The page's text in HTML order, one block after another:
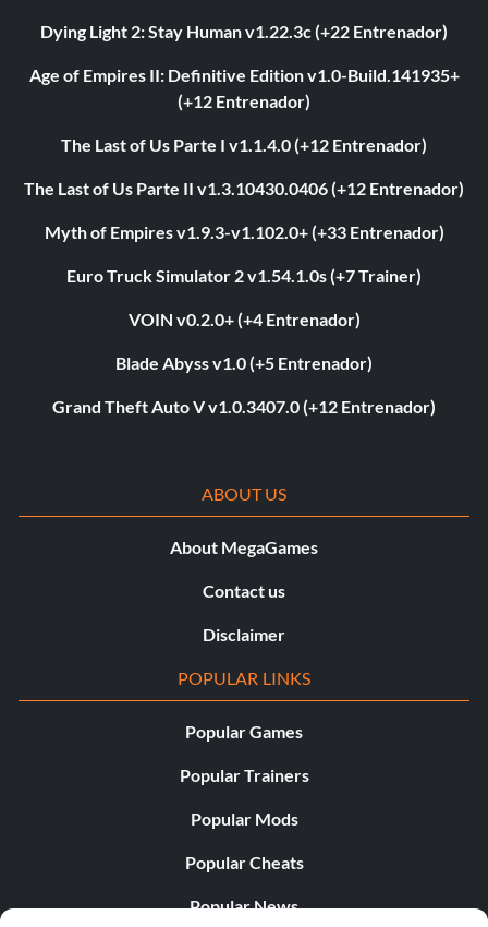
Dying Light 2: Stay Human v1.22.3c (+22 Entrenador)
Age of Empires II: Definitive Edition v1.0-Build.141935+
(+12 Entrenador)
The Last of Us Parte I v1.1.4.0 (+12 Entrenador)
The Last of Us Parte II v1.3.10430.0406 (+12 Entrenador)
Myth of Empires v1.9.3-v1.102.0+ (+33 Entrenador)
Euro Truck Simulator 2 v1.54.1.0s (+7 Trainer)
VOIN v0.2.0+ (+4 Entrenador)
Blade Abyss v1.0 (+5 Entrenador)
Grand Theft Auto V v1.0.3407.0 (+12 Entrenador)
ABOUT US
About MegaGames
Contact us
Disclaimer
POPULAR LINKS
Popular Games
Popular Trainers
Popular Mods
Popular Cheats
Popular News